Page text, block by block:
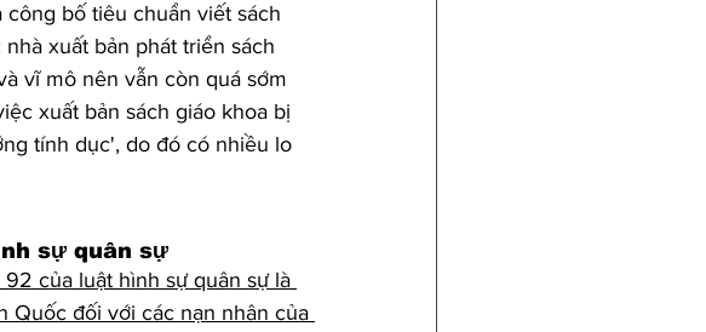
bố tiêu chuẩn viết sách
xuất bản phát triển sách
vĩ mô nên vẫn còn quá sớm
xuất bản sách giáo khoa bị
tính dục', do đó có nhiều lo
sự quân sự
của luật hình sự quân sự là
Quốc đối với các nạn nhân của